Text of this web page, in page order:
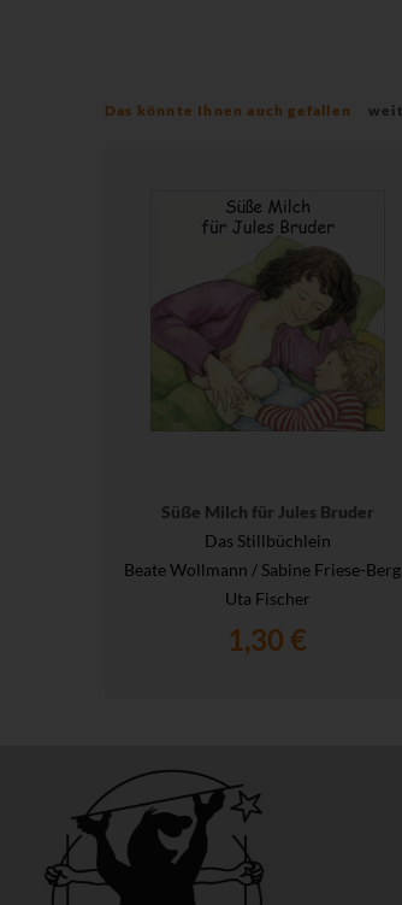
Das könnte Ihnen auch gefallen
Süße Milch für Jules Bruder
Das Stillbüchlein
Beate Wollmann / Sabine Friese-
Uta Fischer
1,30 €